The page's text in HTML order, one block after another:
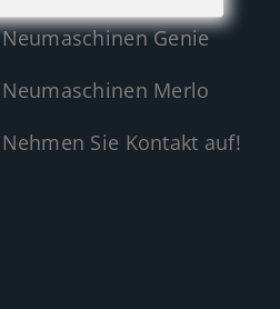
Neumaschinen Genie
Neumaschinen Merlo
Nehmen Sie Kontakt auf!